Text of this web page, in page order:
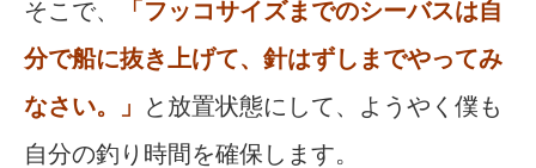
そこで、
「フッコサイズまでのシーバスは自
分で船に抜き上げて、針はずしまでやってみ
なさい。」
と放置状態にして、ようやく僕も
自分の釣り時間を確保します。